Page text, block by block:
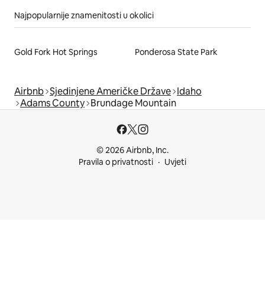
Najpopularnije znamenitosti u okolici
Gold Fork Hot Springs Ponderosa State Park
Airbnb Sjedinjene Američke Države Idaho
Adams County Brundage Mountain
© 2026 Airbnb, Inc.
Pravila o privatnosti
Uvjeti